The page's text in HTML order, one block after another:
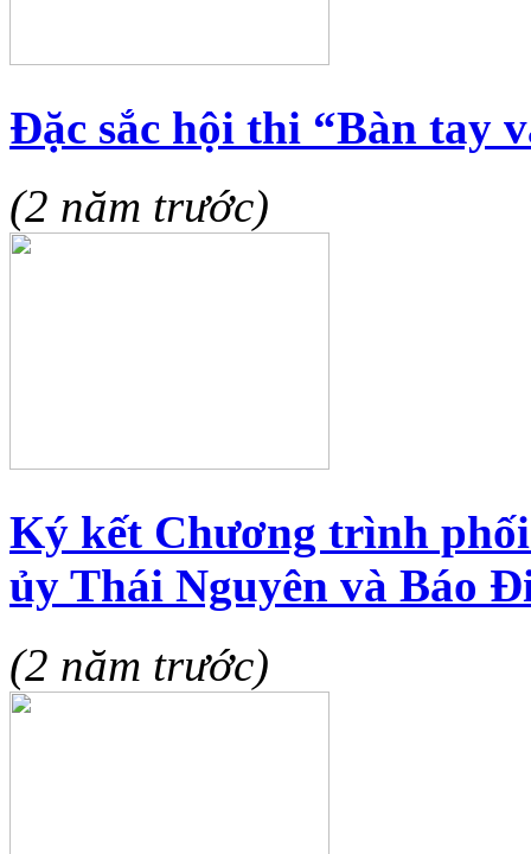
Đặc sắc hội thi “Bàn tay
(2 năm trước)
Ký kết Chương trình
ủy Thái Nguyên và Báo
(2 năm trước)